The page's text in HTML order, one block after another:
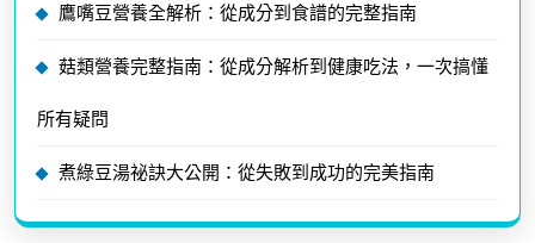
鷹嘴豆營養全解析：從成分到食譜的完整指南
菇類營養完整指南：從成分解析到健康吃法，一次搞懂
所有疑問
煮綠豆湯祕訣大公開：從失敗到成功的完美指南